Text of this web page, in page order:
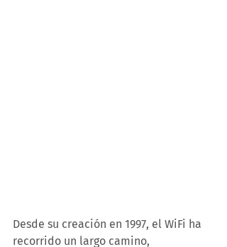
Desde su creación en 1997, el WiFi ha
recorrido un largo camino,